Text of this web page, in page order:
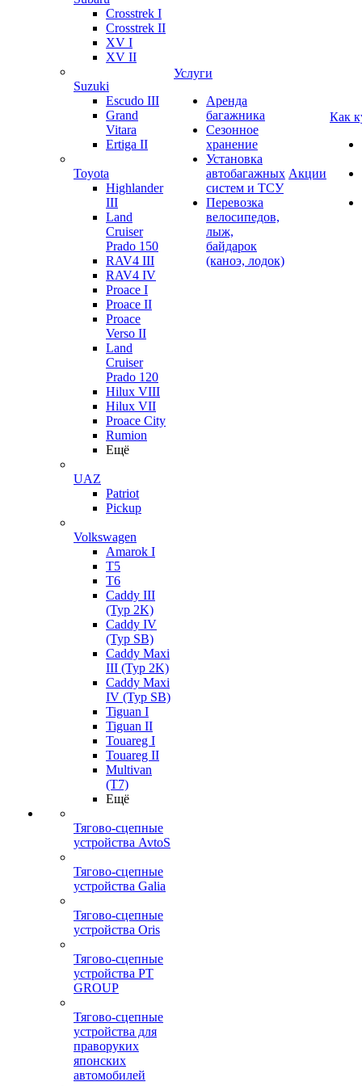
Crosstrek I
Crosstrek II
XV I
XV II
Suzuki
Escudo III
Grand
Vitara
Ertiga II
Toyota
Highlander
III
Land
Cruiser
Prado 150
RAV4 III
RAV4 IV
Proace I
Proace II
Proace
Verso II
Land
Cruiser
Prado 120
Hilux VIII
Hilux VII
Proace City
Rumion
Ещё
UAZ
Patriot
Pickup
Volkswagen
Amarok I
T5
T6
Caddy III
(Typ 2K)
Caddy IV
(Typ SB)
Caddy Maxi
III (Typ 2K)
Caddy Maxi
IV (Typ SB)
Tiguan I
Tiguan II
Touareg I
Touareg II
Multivan
(T7)
Ещё
Тягово-сцепные
устройства AvtoS
Тягово-сцепные
устройства Galia
Тягово-сцепные
устройства Oris
Тягово-сцепные
устройства PT
GROUP
Тягово-сцепные
устройства для
праворуких
японских
автомобилей
Услуги
Аренда
багажника
Сезонное
хранение
Установка
автобагажных
систем и ТСУ
Перевозка
велосипедов,
лыж,
байдарок
(каноэ, лодок)
Акции
Как